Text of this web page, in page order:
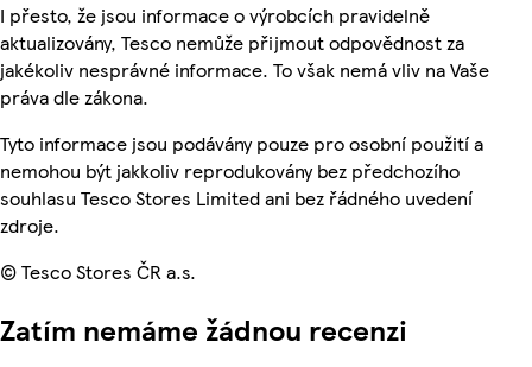
I přesto, že jsou informace o výrobcích pravidelně
aktualizovány, Tesco nemůže přijmout odpovědnost za
jakékoliv nesprávné informace. To však nemá vliv na Vaše
práva dle zákona.
Tyto informace jsou podávány pouze pro osobní použití a
nemohou být jakkoliv reprodukovány bez předchozího
souhlasu Tesco Stores Limited ani bez řádného uvedení
zdroje.
© Tesco Stores ČR a.s.
Zatím nemáme žádnou recenzi